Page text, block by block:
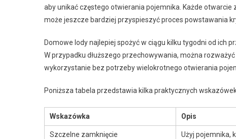
aby unikać częstego otwierania pojemnika. Każde
może jeszcze bardziej przyspieszyć proces powstawania
Domowe lody najlepiej spożyć w ciągu kilku tygodni od ich
W przypadku dłuższego przechowywania, można
wykorzystanie bez potrzeby wielokrotnego otwierania
Poniższa tabela przedstawia kilka praktycznych
Wskazówka Opis
Szczelne zamknięcie Użyj pojemnika,